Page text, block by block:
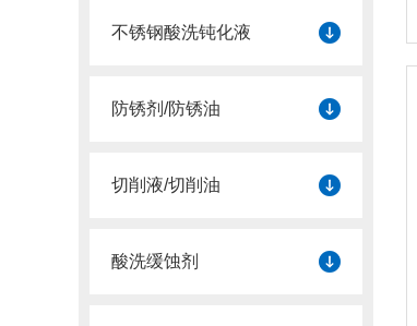
不锈钢酸洗钝化液
防锈剂/防锈油
切削液/切削油
酸洗缓蚀剂